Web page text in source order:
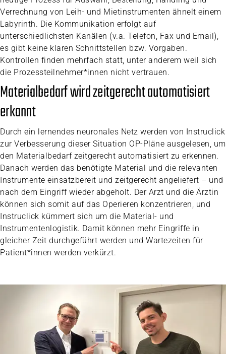
Verrechnung von Leih- und Mietinstrumenten ähnelt einem
Labyrinth. Die Kommunikation erfolgt auf
unterschiedlichsten Kanälen (v.a. Telefon, Fax und Email),
es gibt keine klaren Schnittstellen bzw. Vorgaben.
Kontrollen finden mehrfach statt, unter anderem weil sich
die Prozessteilnehmer*innen nicht vertrauen.
Materialbedarf wird zeitgerecht automatisiert
erkannt
Durch ein lernendes neuronales Netz werden von Instruclick
zur Verbesserung dieser Situation OP-Pläne ausgelesen, um
den Materialbedarf zeitgerecht automatisiert zu erkennen.
Danach werden das benötigte Material und die relevanten
Instrumente einsatzbereit und zeitgerecht angeliefert – und
nach dem Eingriff wieder abgeholt. Der Arzt und die Ärztin
können sich somit auf das Operieren konzentrieren, und
Instruclick kümmert sich um die Material- und
Instrumentenlogistik. Damit können mehr Eingriffe in
gleicher Zeit durchgeführt werden und Wartezeiten für
Patient*innen werden verkürzt.